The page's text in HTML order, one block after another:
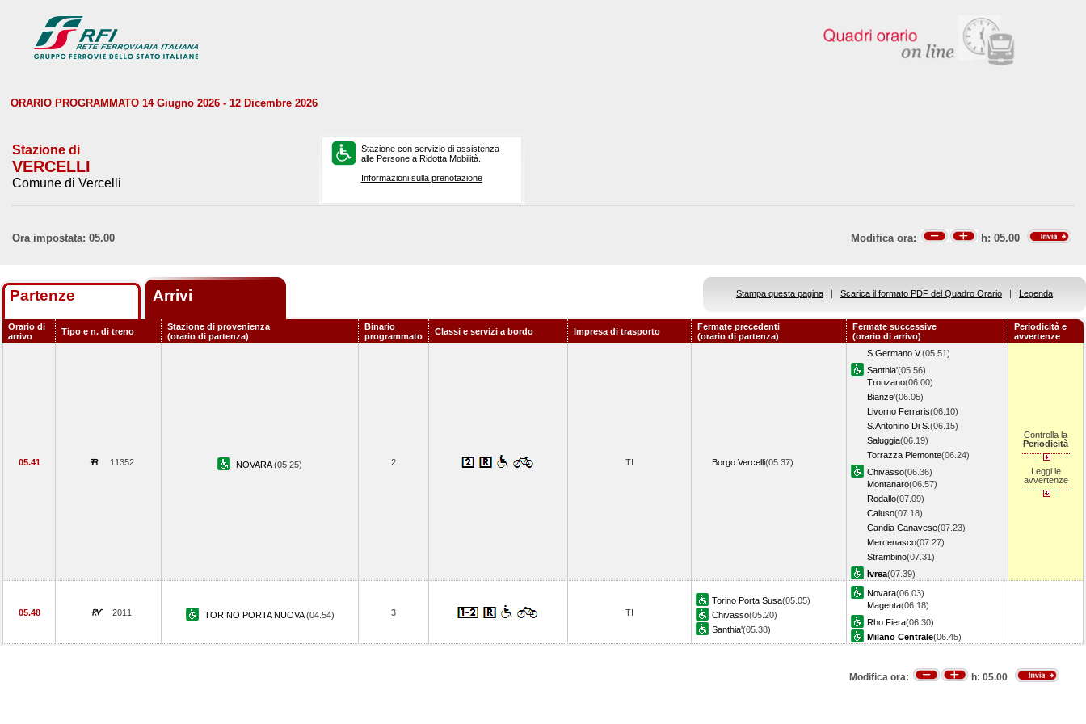
ORARIO PROGRAMMATO 14 Giugno 2026 - 12 Dicembre 2026
Stazione di
VERCELLI
Comune di Vercelli
Stazione con servizio di assistenza
alle Persone a Ridotta Mobilità.
Informazioni sulla prenotazione
Ora impostata: 05.00 Modifica ora: h: 05.00
Partenze Arrivi Stampa questa pagina | Scarica il formato PDF del Quadro Orario | Legenda
Orario di
arrivo
Tipo e n. di treno
Stazione di provenienza
(orario di partenza)
Binario
programmato
Classi e servizi a bordo Impresa di trasporto
Fermate precedenti
(orario di partenza)
Fermate successive
(orario di arrivo)
Periodicità e
avvertenze
05.41 11352 NOVARA(05.25) 2 TI Borgo Vercelli(05.37)
S.Germano V.(05.51)
Santhia'(05.56)
Tronzano(06.00)
Bianze'(06.05)
Livorno Ferraris(06.10)
S.Antonino Di S. (06.15)
Saluggia(06.19)
Torrazza Piemonte(06.24)
Chivasso(06.36)
Montanaro(06.57)
Rodallo(07.09)
Caluso(07.18)
Candia Canavese(07.23)
Mercenasco(07.27)
Strambino(07.31)
Ivrea(07.39)
Controlla la
Periodicità
Leggi le
avvertenze
05.48 2011 TORINO PORTA NUOVA(04.54) 3 TI
Torino Porta Susa(05.05)
Chivasso(05.20)
Santhia'(05.38)
Novara(06.03)
Magenta(06.18)
Rho Fiera(06.30)
Milano Centrale(06.45)
Modifica ora: h: 05.00